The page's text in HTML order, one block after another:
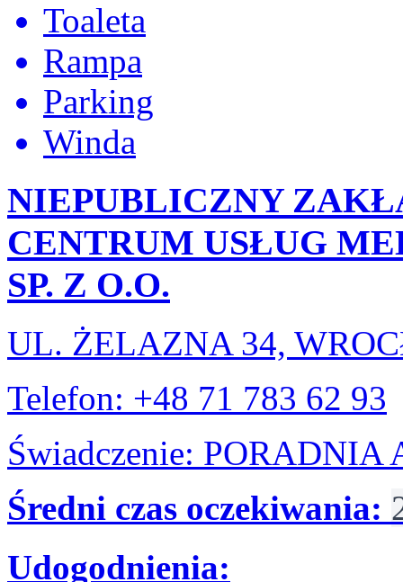
Toaleta
Rampa
Parking
Winda
NIEPUBLICZNY
CENTRUM USŁUG
SP. Z O.O.
UL. ŻELAZNA 34,
Telefon: +48 71 783 62 93
Świadczenie:
Średni czas oczekiwania:
Udogodnienia: